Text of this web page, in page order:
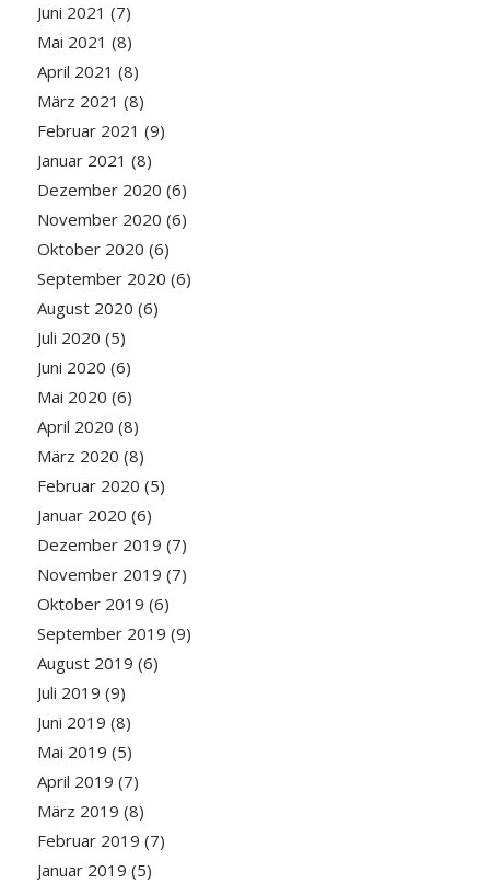
Juni 2021 (7)
Mai 2021 (8)
April 2021 (8)
März 2021 (8)
Februar 2021 (9)
Januar 2021 (8)
Dezember 2020 (6)
November 2020 (6)
Oktober 2020 (6)
September 2020 (6)
August 2020 (6)
Juli 2020 (5)
Juni 2020 (6)
Mai 2020 (6)
April 2020 (8)
März 2020 (8)
Februar 2020 (5)
Januar 2020 (6)
Dezember 2019 (7)
November 2019 (7)
Oktober 2019 (6)
September 2019 (9)
August 2019 (6)
Juli 2019 (9)
Juni 2019 (8)
Mai 2019 (5)
April 2019 (7)
März 2019 (8)
Februar 2019 (7)
Januar 2019 (5)